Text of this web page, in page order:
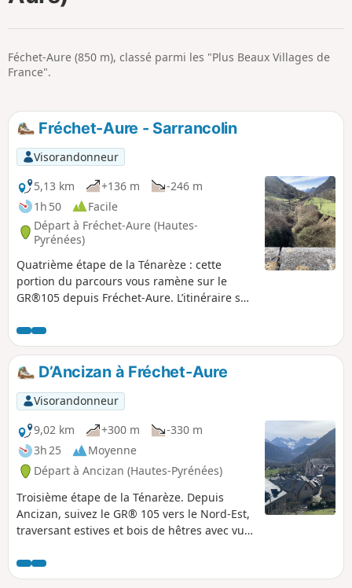
Féchet-Aure (850 m), classé parmi les "Plus Beaux Villages de
France".
Fréchet-Aure - Sarrancolin
Visorandonneur
5,13 km
+136 m
-246 m
1h 50
Facile
Départ à Fréchet-Aure (Hautes-
Pyrénées)
Quatrième étape de la Ténarèze : cette
portion du parcours vous ramène sur le
GR®105 depuis Fréchet-Aure. L’itinéraire se
village pittoresque au patrimoine minéral
historique. Vous emprunterez ensuite un
chemin en direction d’Ilhet, longeant
l’ancienne voie ferrée, vestige industriel qui
ajoute une touche de nostalgie à la
randonnée. La marche se poursuit jusqu’à
Sarrancolin, point d’arrivée de cette étape.
D’Ancizan à Fréchet-Aure
Visorandonneur
9,02 km
+300 m
-330 m
3h 25
Moyenne
Départ à Ancizan (Hautes-Pyrénées)
Troisième étape de la Ténarèze. Depuis
Ancizan, suivez le GR® 105 vers le Nord-Est,
traversant estives et bois de hêtres avec vue
le sentier mène à Arreau, ancienne capitale
de la Vallée d’Aure. Empruntez ensuite